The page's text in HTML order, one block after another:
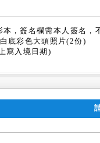
本，簽名欄需本人簽名，
底彩色大頭照片(2份)
寫入境日期)